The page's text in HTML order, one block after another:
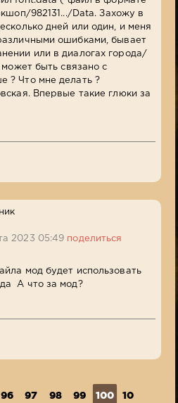
982131.../Data. Захожу в
дней или один, и меня
ошибками, бывает
или в диалогах города/
быть связано с
? Что мне делать ?
Впервые такие глюки за
2023 05:49 поделиться
мод будет использовать
А что за мод?
96 97 98 99 100 101